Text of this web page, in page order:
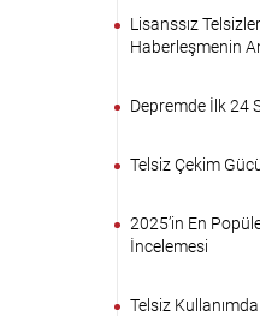
Lisanssız
Haberleşmenin
Depremde İlk 24
Telsiz Çekim
2025’in En
İncelemesi
Telsiz